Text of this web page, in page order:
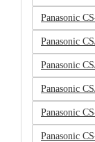
Panasonic
Panasonic
Panasonic
Panasonic
Panasonic
Panasonic